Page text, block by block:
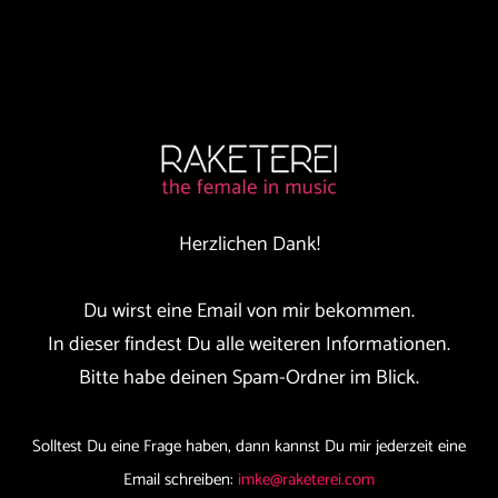
Herzlichen Dank!
Du wirst eine Email von mir bekommen.
In dieser findest Du alle weiteren Informationen.
Bitte habe deinen Spam-Ordner im Blick.
Solltest Du eine Frage haben, dann kannst Du mir jederzeit eine
Email schreiben: imke@raketerei.com